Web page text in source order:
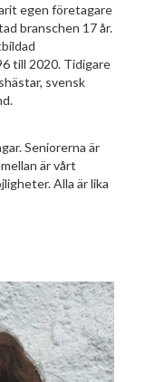
egen företagare
branschen 17 år.
till 2020. Tidigare
svensk
Seniorerna är
är vårt
Alla är lika